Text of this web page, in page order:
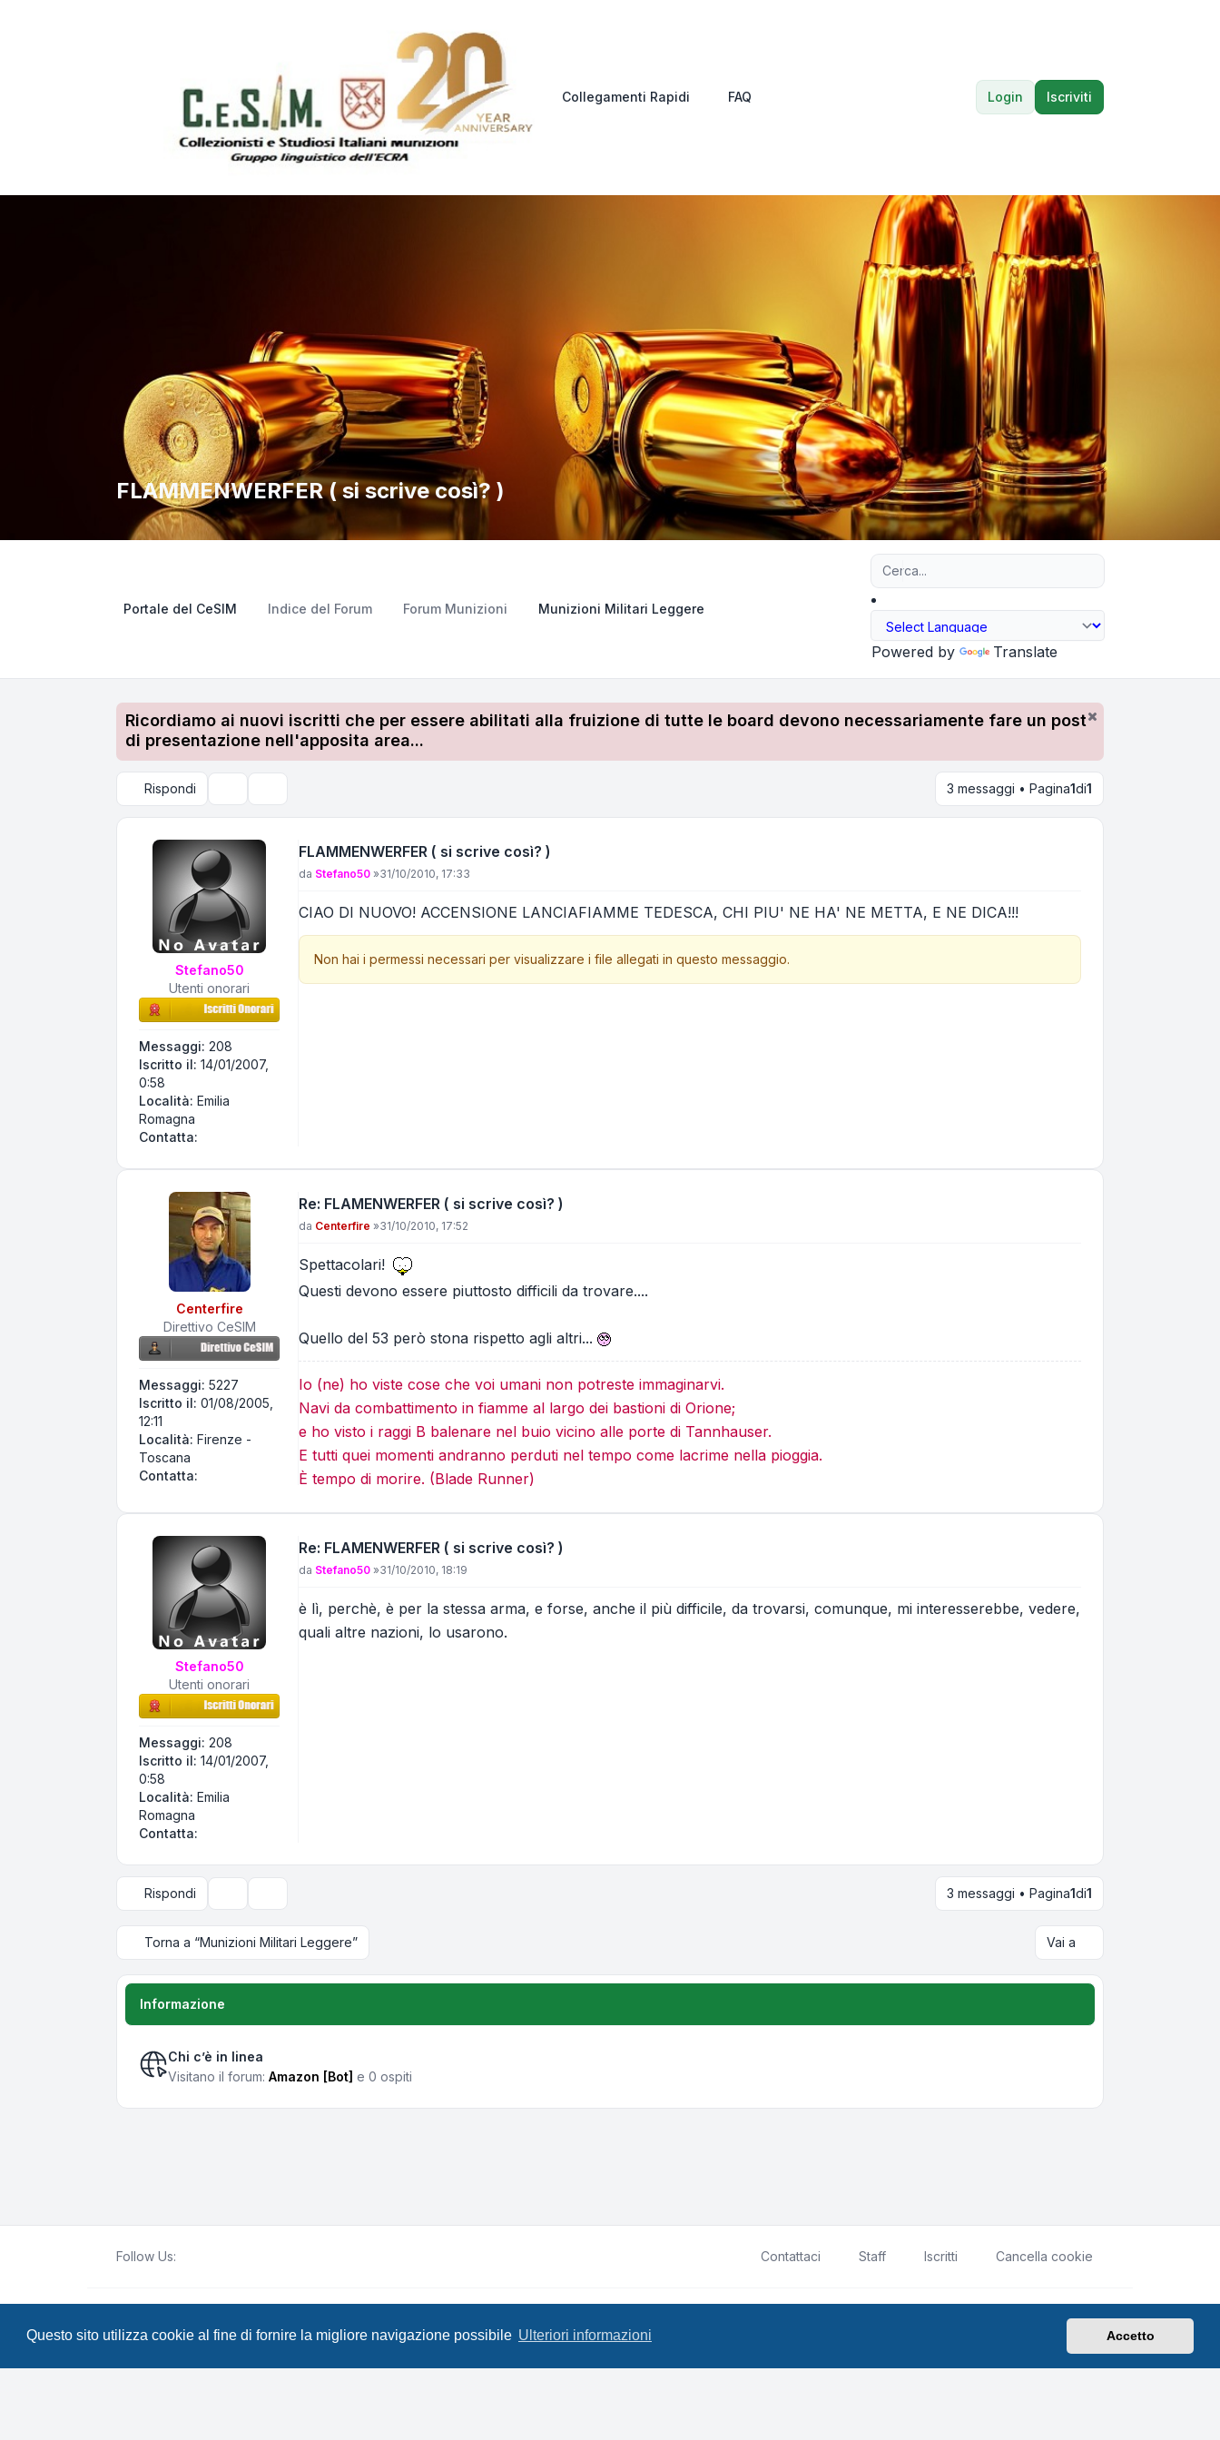
Questo sito utilizza cookie al fine di fornire la migliore navigazione possibile Ulteriori informazioni Accetto
Collegamenti Rapidi FAQ Login Iscriviti
FLAMMENWERFER ( si scrive così? )
Portale del CeSIM Indice del Forum Forum Munizioni Munizioni Militari Leggere
Powered by Translate
Ricordiamo ai nuovi iscritti che per essere abilitati alla fruizione di tutte le board devono necessariamente fare un post
di presentazione nell'apposita area...
Rispondi 3 messaggi • Pagina1di1
Stefano50
Utenti onorari
Messaggi: 208
Iscritto il: 14/01/2007,
0:58
Località: Emilia
Romagna
Contatta:
FLAMMENWERFER ( si scrive così? )
Messaggio
da Stefano50 »31/10/2010, 17:33
CIAO DI NUOVO! ACCENSIONE LANCIAFIAMME TEDESCA, CHI PIU' NE HA' NE METTA, E NE DICA!!!
Non hai i permessi necessari per visualizzare i file allegati in questo messaggio.
Centerfire
Direttivo CeSIM
Messaggi: 5227
Iscritto il: 01/08/2005,
12:11
Località: Firenze -
Toscana
Contatta:
Contatta Centerfire
Re: FLAMENWERFER ( si scrive così? )
Messaggio
da Centerfire »31/10/2010, 17:52
Spettacolari!
Questi devono essere piuttosto difficili da trovare....
Quello del 53 però stona rispetto agli altri...
Io (ne) ho viste cose che voi umani non potreste immaginarvi.
Navi da combattimento in fiamme al largo dei bastioni di Orione;
e ho visto i raggi B balenare nel buio vicino alle porte di Tannhauser.
E tutti quei momenti andranno perduti nel tempo come lacrime nella pioggia.
È tempo di morire. (Blade Runner)
Stefano50
Utenti onorari
Messaggi: 208
Iscritto il: 14/01/2007,
0:58
Località: Emilia
Romagna
Contatta:
Re: FLAMENWERFER ( si scrive così? )
Messaggio
da Stefano50 »31/10/2010, 18:19
è lì, perchè, è per la stessa arma, e forse, anche il più difficile, da trovarsi, comunque, mi interesserebbe, vedere,
quali altre nazioni, lo usarono.
Rispondi 3 messaggi • Pagina1di1
Torna a “Munizioni Militari Leggere” Vai a
Informazione
Chi c’è in linea
Visitano il forum: Amazon [Bot] e 0 ospiti
Follow Us: Contattaci Staff Iscritti Cancella cookie
Traduzione ItalianaphpBB-Italia.it
UTC+02:00